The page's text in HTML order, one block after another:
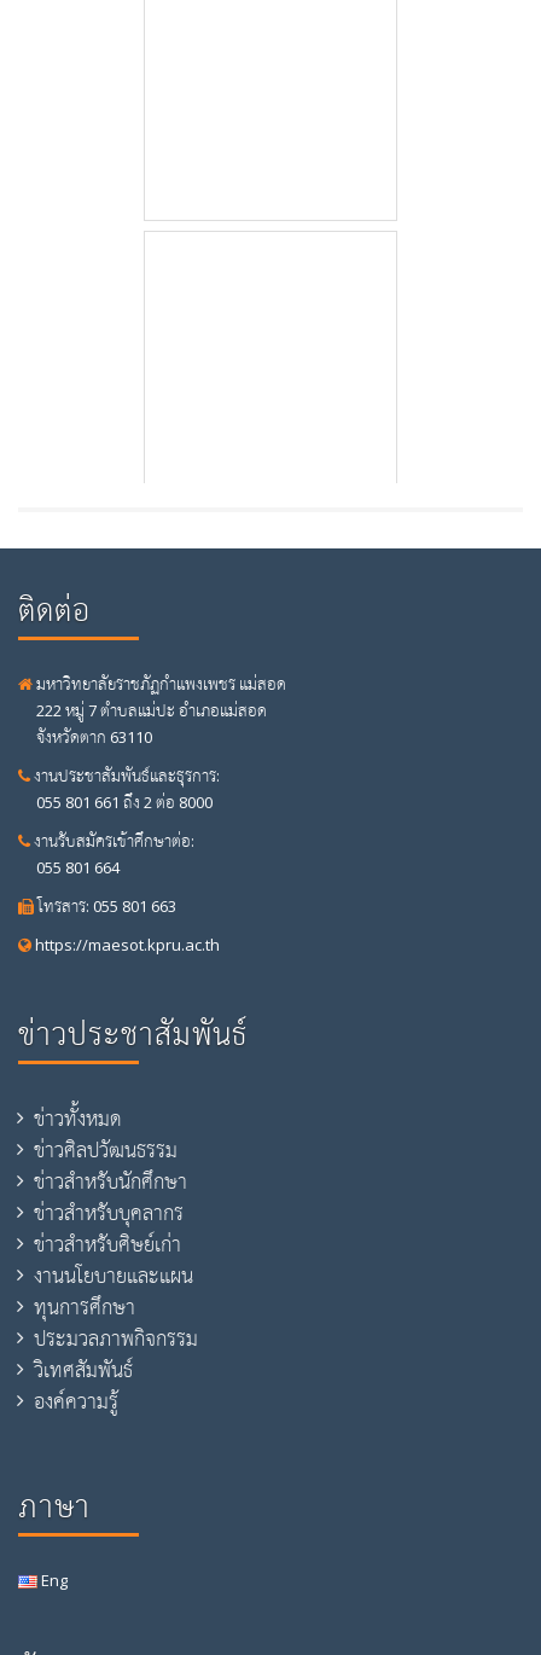
ติดต่อ
มหาวิทยาลัยราชภัฏกำแพงเพชร แม่สอด
222 หมู่ 7 ตำบลแม่ปะ อำเภอแม่สอด
จังหวัดตาก 63110
งานประชาสัมพันธ์และธุรการ:
055 801 661 ถึง 2 ต่อ 8000
งานรับสมัครเข้าศึกษาต่อ:
055 801 664
โทรสาร: 055 801 663
https://maesot.kpru.ac.th
ข่าวประชาสัมพันธ์
ข่าวทั้งหมด
ข่าวศิลปวัฒนธรรม
ข่าวสำหรับนักศึกษา
ข่าวสำหรับบุคลากร
ข่าวสำหรับศิษย์เก่า
งานนโยบายและแผน
ทุนการศึกษา
ประมวลภาพกิจกรรม
วิเทศสัมพันธ์
องค์ความรู้
ภาษา
Eng